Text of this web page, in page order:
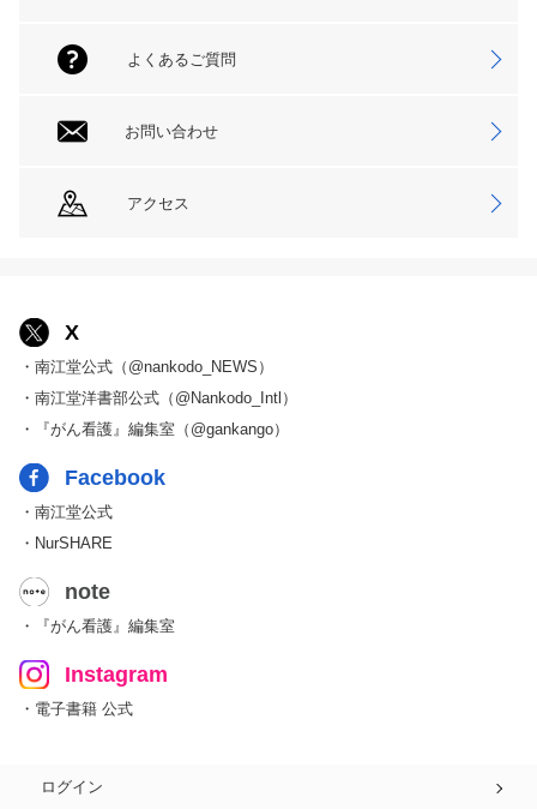
よくあるご質問
お問い合わせ
アクセス
X
・南江堂公式（@nankodo_NEWS）
・南江堂洋書部公式（@Nankodo_Intl）
・『がん看護』編集室（@gankango）
Facebook
・南江堂公式
・NurSHARE
note
・『がん看護』編集室
Instagram
・電子書籍 公式
ログイン